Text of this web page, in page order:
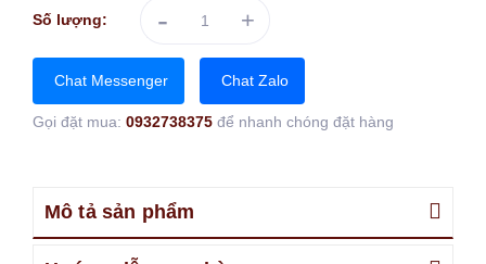
Số lượng: - +
Chat Messenger Chat Zalo
Gọi đặt mua: 0932738375 để nhanh chóng đặt hàng
Mô tả sản phẩm